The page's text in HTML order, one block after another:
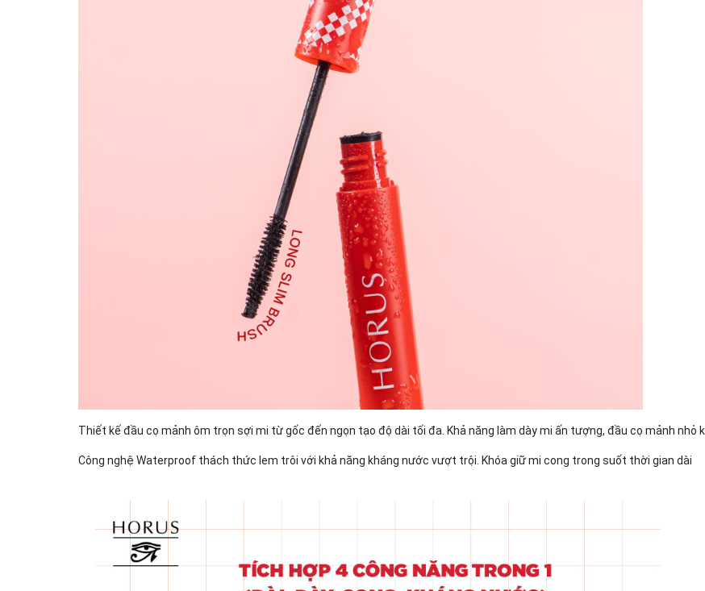
Thiết kế đầu cọ mảnh ôm trọn sợi mi từ gốc đến ngọn tạo độ dài tối đa. Khả năng làm dày mi ấn tượng, đầu cọ mảnh nhỏ
Công nghệ Waterproof thách thức lem trôi với khả năng kháng nước vượt trội. Khóa giữ mi cong trong suốt thời gian dài